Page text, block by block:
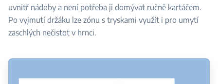
uvnitř nádoby a není potřeba ji domývat ručně kartáčem.
Po vyjmutí držáku lze zónu s tryskami využít i pro umytí
zaschlých nečistot v hrnci.